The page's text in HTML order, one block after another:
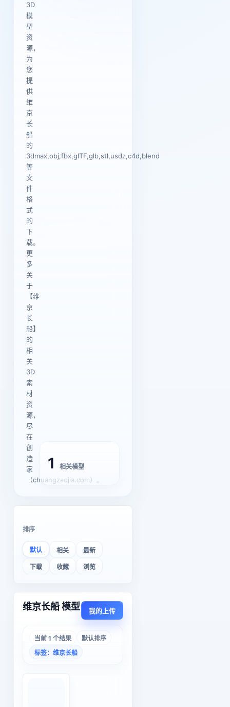
3D
模
型
资
源，
为
您
提
供
维
京
长
船
的
3dmax,obj,fbx,glTF,glb,stl,usdz,c4d,blend
等
文
件
格
式
的
下
载。
更
多
关
于
【维
京
长
船】
的
相
关
3D
素
材
资
源，
尽
在
创
造
家
（chuangzaojia.com）。
1 相关模型
排序
默认 相关 最新
下载 收藏 浏览
维京长船 模型 我的上传
当前 1 个结果
默认排序
标签：维京长船